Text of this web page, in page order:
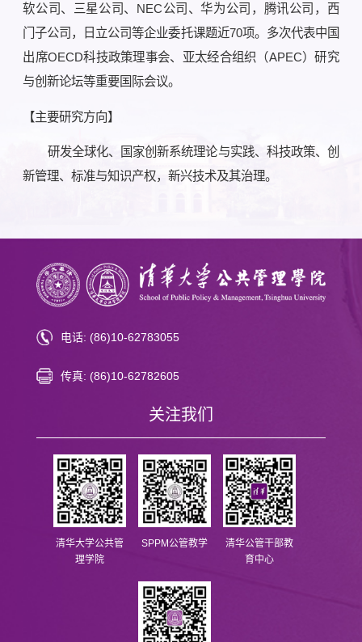
软公司、三星公司、NEC公司、华为公司，腾讯公司，西
门子公司，日立公司等企业委托课题近70项。多次代表中国
出席OECD科技政策理事会、亚太经合组织（APEC）研究
与创新论坛等重要国际会议。
【主要研究方向】
研发全球化、国家创新系统理论与实践、科技政策、创
新管理、标准与知识产权，新兴技术及其治理。
电话: (86)10-62783055
传真: (86)10-62782605
关注我们
清华大学公共管
理学院
SPPM公管教学
清华公管干部教
育中心